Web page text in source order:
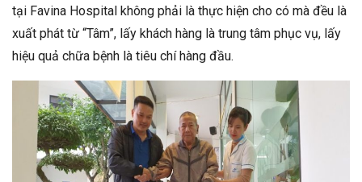
tại Favina Hospital không phải là thực hiện cho có mà đều là
xuất phát từ “Tâm”, lấy khách hàng là trung tâm phục vụ, lấy
hiệu quả chữa bệnh là tiêu chí hàng đầu.